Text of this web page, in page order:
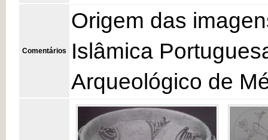
Comentários
Origem das
Islâmica
Arqueológico de